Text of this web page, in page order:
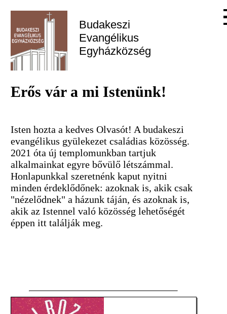
Budakeszi
Evangélikus
Egyházközség
Erős vár a mi Istenünk!
Isten hozta a kedves Olvasót! A budakeszi
evangélikus gyülekezet családias közösség.
2021 óta új templomunkban tartjuk
alkalmainkat egyre bővülő létszámmal.
Honlapunkkal szeretnénk kaput nyitni
minden érdeklődőnek: azoknak is, akik csak
"nézelődnek" a házunk táján, és azoknak is,
akik az Istennel való közösség lehetőségét
éppen itt találják meg.